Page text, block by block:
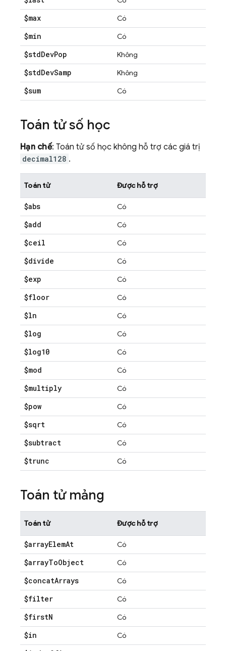
$max Có
$min Có
$stdDevPop Không
$stdDevSamp Không
$sum Có
Toán tử số học
Hạn chế: Toán tử số học không hỗ trợ các giá trị
decimal128 .
Toán tử Được hỗ trợ
$abs Có
$add Có
$ceil Có
$divide Có
$exp Có
$floor Có
$ln Có
$log Có
$log10 Có
$mod Có
$multiply Có
$pow Có
$sqrt Có
$subtract Có
$trunc Có
Toán tử mảng
Toán tử Được hỗ trợ
$arrayElemAt Có
$arrayToObject Có
$concatArrays Có
$filter Có
$firstN Có
$in Có